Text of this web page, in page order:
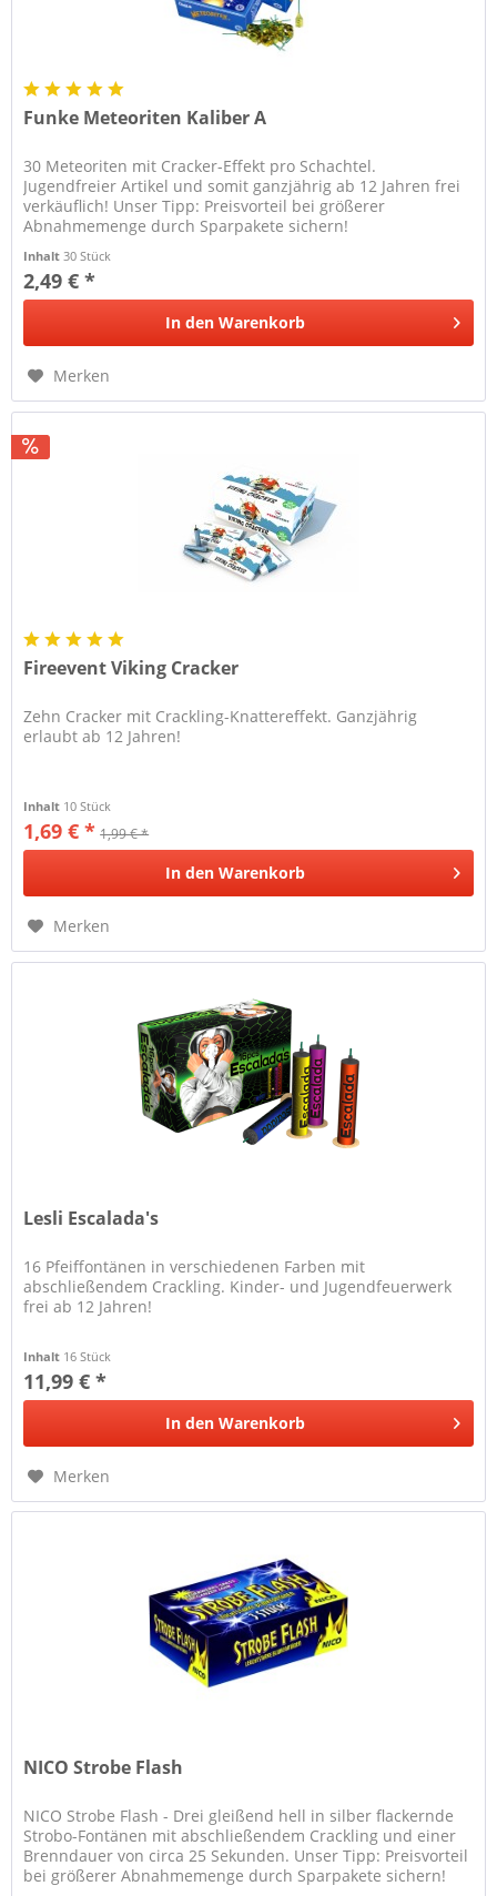
Funke Meteoriten Kaliber A
30 Meteoriten mit Cracker-Effekt pro Schachtel.
Jugendfreier Artikel und somit ganzjährig ab 12 Jahren frei
verkäuflich! Unser Tipp: Preisvorteil bei größerer
Abnahmemenge durch Sparpakete sichern!
Inhalt30 Stück
2,49 € *
In den Warenkorb
Merken
Fireevent Viking Cracker
Zehn Cracker mit Crackling-Knattereffekt. Ganzjährig
erlaubt ab 12 Jahren!
Inhalt 10 Stück
1,69 € * 1,99 € *
In den Warenkorb
Merken
Lesli Escalada's
16 Pfeiffontänen in verschiedenen Farben mit
abschließendem Crackling. Kinder- und Jugendfeuerwerk
frei ab 12 Jahren!
Inhalt 16 Stück
11,99 € *
In den Warenkorb
Merken
NICO Strobe Flash
NICO Strobe Flash - Drei gleißend hell in silber flackernde
Strobo-Fontänen mit abschließendem Crackling und einer
Brenndauer von circa 25 Sekunden. Unser Tipp: Preisvorteil
bei größerer Abnahmemenge durch Sparpakete sichern!